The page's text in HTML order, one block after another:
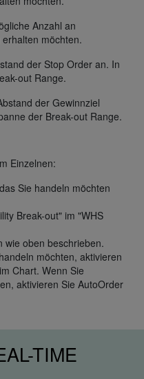
Anzahl an
möchten.
der Stop Order an. In
out Range.
der Gewinnziel
der Break-out Range.
Einzelnen:
Sie handeln möchten
Break-out" im "WHS
wie oben beschrieben.
möchten, aktivieren
Chart. Wenn Sie
aktivieren Sie AutoOrder
TIME